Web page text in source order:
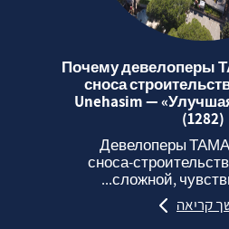
Почему девелоперы
сноса
Unehasim —
(1282)
Девелоперы ТАМА
сложной,
קריאה